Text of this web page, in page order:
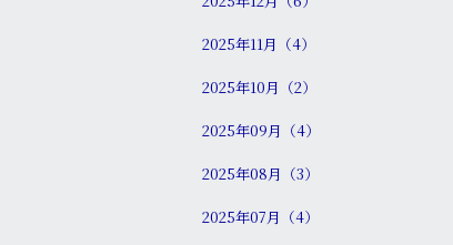
2025年11月（4）
2025年10月（2）
2025年09月（4）
2025年08月（3）
2025年07月（4）